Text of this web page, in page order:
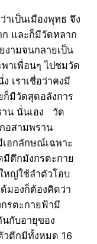
าเป็นเมืองพุทธ จึง
และก็มีวัดหลาก
งามจนกลายเป็น
าเพื่อนๆ ไปชมวัด
เราเชื่อว่าคงมี
ก็มีวัดสุดอลังการ
าน นั่นเอง วัด
อสามพราน
อกลักษณ์เฉพาะ
มีตึกมังกรตะกาย
หญ่ใช้ลำตัวโอบ
มองก็ต้องคิดว่า
รตะกายฟ้ามี
นกับอายุของ
ตึกมีทั้งหมด 16